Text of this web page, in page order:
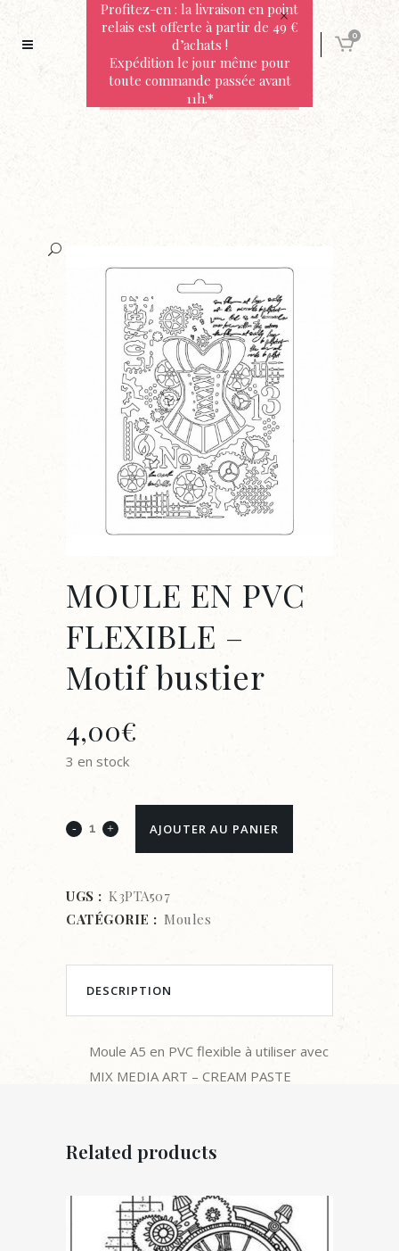
0
MOULE EN PVC
FLEXIBLE –
Motif bustier
4,00€
3 en stock
MOULE
PVC
FLEXIBLE
Motif
quantity
AJOUTER AU PANIER
UGS : K3PTA507
CATÉGORIE : Moules
DESCRIPTION
Moule A5 en PVC flexible à utiliser avec
MIX MEDIA ART – CREAM PASTE
Related products
Profitez-en : la livraison en point
relais est offerte à partir de 49 €
d’achats !
Expédition le jour même pour
toute commande passée avant
11h.*